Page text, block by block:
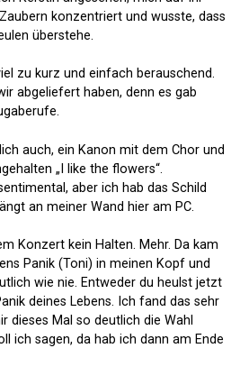
konzentriert und wusste, dass
überstehe.
zu kurz und einfach berauschend.
abgeliefert haben, denn es gab
auch, ein Kanon mit dem Chor und
„I like the flowers“.
aber ich hab das Schild
an meiner Wand hier am PC.
Konzert kein Halten. Mehr. Da kam
Panik (Toni) in meinen Kopf und
wie nie. Entweder du heulst jetzt
deines Lebens. Ich fand das sehr
dieses Mal so deutlich die Wahl
ich sagen, da hab ich dann am Ende